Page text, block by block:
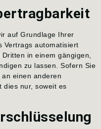
auf Grundlage Ihrer
Vertrags automatisiert
in einem gängigen,
zu lassen. Sofern Sie
einen anderen
dies nur, soweit es